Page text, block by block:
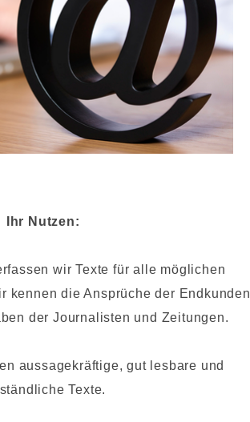
Ihr Nutzen:
wir Texte für alle möglichen
kennen die Ansprüche der Endkunden
der Journalisten und Zeitungen.
aussagekräftige, gut lesbare und
Texte.